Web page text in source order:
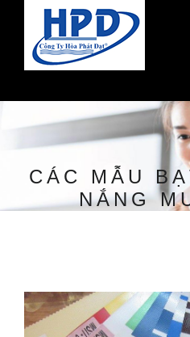
CÁC MẪU
NẮNG